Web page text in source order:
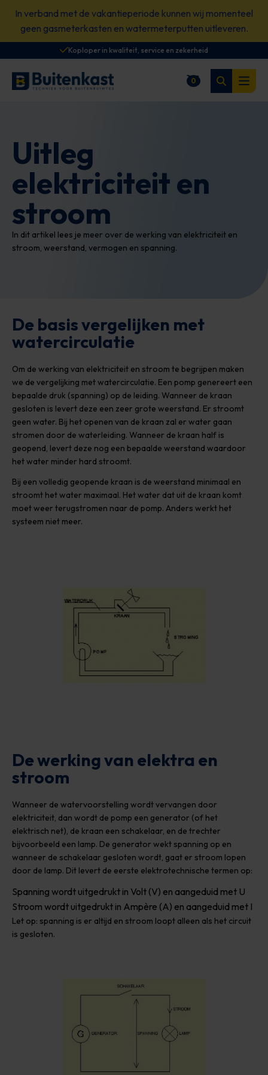
content
In verband met de vakantieperiode kunnen wij momenteel
geen gasmeterkasten en watermeterputten uitleveren.
Koploper in kwaliteit, service en zekerheid
0
Winkelwagen
Zoeken
Open
Uitleg
elektriciteit en
stroom
In dit artikel lees je meer over de werking van elektriciteit en
stroom, weerstand, vermogen en spanning.
De basis vergelijken met
watercirculatie
Om de werking van elektriciteit en stroom te begrijpen maken
we de vergelijking met watercirculatie. Een pomp genereert een
bepaalde druk (spanning) op de leiding. Wanneer de kraan
gesloten is levert deze een zeer grote weerstand. Er stroomt
geen water. Bij het openen van de kraan zal er water gaan
stromen door de waterleiding. Wanneer de kraan half is
geopend, levert deze nog een bepaalde weerstand waardoor
het water minder hard stroomt.
Bij een volledig geopende kraan is de weerstand minimaal en
stroomt het water maximaal. Het water dat uit de kraan komt
moet weer terugstromen naar de pomp. Anders werkt het
systeem niet meer.
De werking van elektra en
stroom
Wanneer de watervoorstelling wordt vervangen door
elektriciteit, dan wordt de pomp een generator (of het
elektrisch net), de kraan een schakelaar, en de trechter
bijvoorbeeld een lamp. De generator wekt spanning op en
wanneer de schakelaar gesloten wordt, gaat er stroom lopen
door de lamp. Dit levert de eerste elektrotechnische termen op:
Spanning wordt uitgedrukt in Volt (V) en aangeduid met U
Stroom wordt uitgedrukt in Ampère (A) en aangeduid met I
Let op: spanning is er altijd en stroom loopt alleen als het circuit
is gesloten.